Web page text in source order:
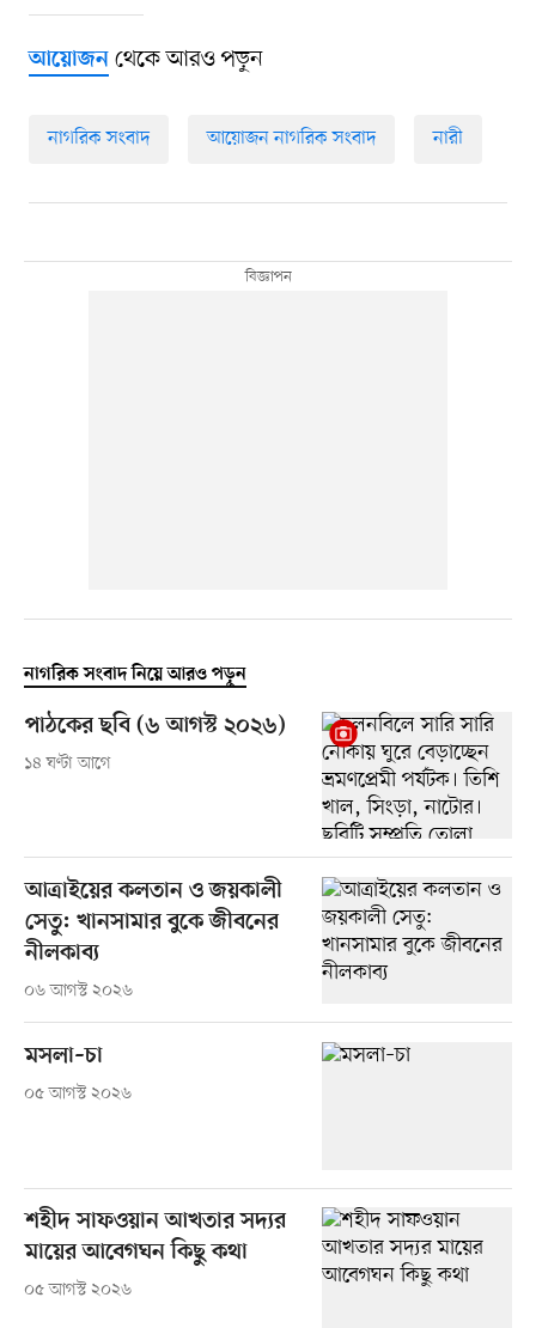
আয়োজনথেকে আরও পড়ুন
নাগরিক সংবাদ আয়োজন নাগরিক সংবাদ নারী
নাগরিক সংবাদ নিয়ে আরও পড়ুন
পাঠকের ছবি (৬ আগস্ট ২০২৬)
১৪ ঘণ্টা আগে
আত্রাইয়ের কলতান ও জয়কালী
সেতু: খানসামার বুকে জীবনের
নীলকাব্য
০৬ আগস্ট ২০২৬
মসলা–চা
০৫ আগস্ট ২০২৬
শহীদ সাফওয়ান আখতার সদ্যর
মায়ের আবেগঘন কিছু কথা
০৫ আগস্ট ২০২৬